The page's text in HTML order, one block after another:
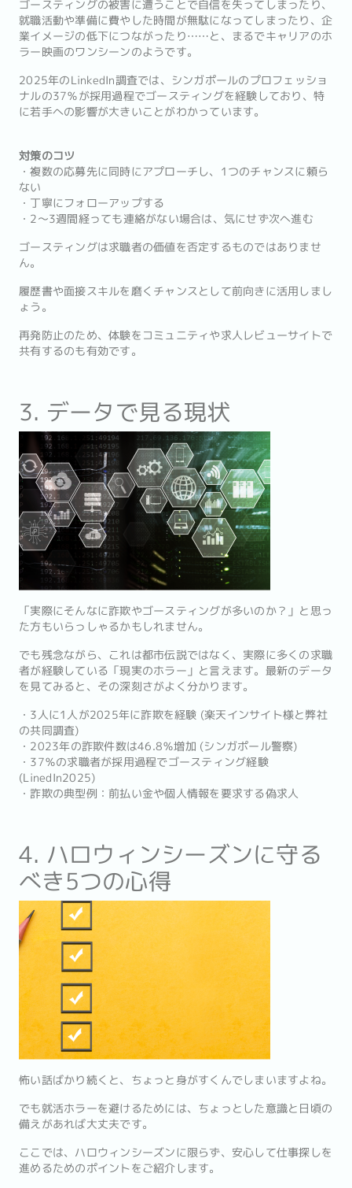
ゴースティングの被害に遭うことで自信を失ってしまったり、
就職活動や準備に費やした時間が無駄になってしまったり、企
業イメージの低下につながったり……と、まるでキャリアのホ
ラー映画のワンシーンのようです。
2025年のLinkedIn調査では、シンガポールのプロフェッショ
ナルの37％が採用過程でゴースティングを経験しており、特
に若手への影響が大きいことがわかっています。
対策のコツ
・複数の応募先に同時にアプローチし、1つのチャンスに頼ら
ない
・丁寧にフォローアップする
・2〜3週間経っても連絡がない場合は、気にせず次へ進む
ゴースティングは求職者の価値を否定するものではありませ
ん。
履歴書や面接スキルを磨くチャンスとして前向きに活用しまし
ょう。
再発防止のため、体験をコミュニティや求人レビューサイトで
共有するのも有効です。
3. データで見る現状
「実際にそんなに詐欺やゴースティングが多いのか？」と思っ
た方もいらっしゃるかもしれません。
でも残念ながら、これは都市伝説ではなく、実際に多くの求職
者が経験している「現実のホラー」と言えます。最新のデータ
を見てみると、その深刻さがよく分かります。
・3人に1人が2025年に詐欺を経験 (楽天インサイト様と弊社
の共同調査)
・2023年の詐欺件数は46.8％増加 (シンガポール警察)
・37％の求職者が採用過程でゴースティング経験
(LinedIn2025)
・詐欺の典型例：前払い金や個人情報を要求する偽求人
4. ハロウィンシーズンに守る
べき5つの心得
怖い話ばかり続くと、ちょっと身がすくんでしまいますよね。
でも就活ホラーを避けるためには、ちょっとした意識と日頃の
備えがあれば大丈夫です。
ここでは、ハロウィンシーズンに限らず、安心して仕事探しを
進めるためのポイントをご紹介します。